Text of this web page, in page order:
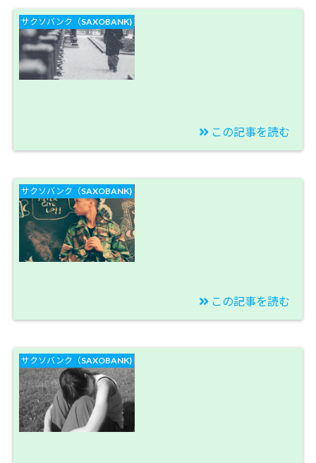
【トルコリラブログ】
スワップポイント異常
値発生！トルコリラ円
は修行道と解く！【今
週のスワップ投資結
サクソバンク（SAXOBANK)
【トルコリラブログ】
厳冬期到来です。トル
コ利下げで14％でどこ
まで下がるスワップポ
イント！【今週のスワ
ップ投資結果】
この記事を読む
サクソバンク（SAXOBANK)
【トルコリラブログ】
トルコ中央銀行は諦め
ません！まだまだ政策
金利を下げる気満々で
す！【今週のスワップ
投資結果】
この記事を読む
サクソバンク（SAXOBANK)